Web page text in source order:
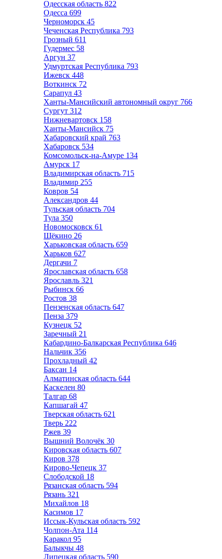
Одесская область 822
Одесса 699
Черноморск 45
Чеченская Республика 793
Грозный 611
Гудермес 58
Аргун 37
Удмуртская Республика 793
Ижевск 448
Воткинск 72
Сарапул 43
Ханты-Мансийский автономный округ 766
Сургут 312
Нижневартовск 158
Ханты-Мансийск 75
Хабаровский край 763
Хабаровск 534
Комсомольск-на-Амуре 134
Амурск 17
Владимирская область 715
Владимир 255
Ковров 54
Александров 44
Тульская область 704
Тула 350
Новомосковск 61
Щёкино 26
Харьковская область 659
Харьков 627
Дергачи 7
Ярославская область 658
Ярославль 321
Рыбинск 66
Ростов 38
Пензенская область 647
Пенза 379
Кузнецк 52
Заречный 21
Кабардино-Балкарская Республика 646
Нальчик 356
Прохладный 42
Баксан 14
Алматинская область 644
Каскелен 80
Талгар 68
Капшагай 47
Тверская область 621
Тверь 222
Ржев 39
Вышний Волочёк 30
Кировская область 607
Киров 378
Кирово-Чепецк 37
Слободской 18
Рязанская область 594
Рязань 321
Михайлов 18
Касимов 17
Иссык-Кульская область 592
Чолпон-Ата 114
Каракол 95
Балыкчы 48
Липецкая область 590